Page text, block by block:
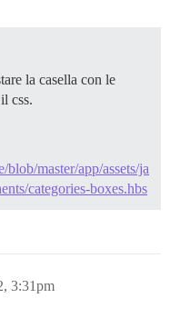
la casella con le
css.
master/app/assets/ja
categories-boxes.hbs
3:31pm